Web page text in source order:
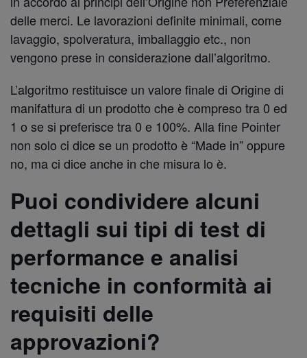
delle merci. Le lavorazioni definite minimali, come
lavaggio, spolveratura, imballaggio etc., non
vengono prese in considerazione dall’algoritmo.
L’algoritmo restituisce un valore finale di Origine di
manifattura di un prodotto che è compreso tra 0 ed
1 o se si preferisce tra 0 e 100%. Alla fine Pointer
non solo ci dice se un prodotto è “Made in” oppure
no, ma ci dice anche in che misura lo è.
Puoi condividere alcuni
dettagli sui tipi di test di
performance e analisi
tecniche in conformità ai
requisiti delle
approvazioni?